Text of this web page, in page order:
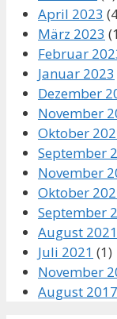
April 2023
März 2023
Februar
Januar 2023
Dezember
November
Oktober
September
November
Oktober
September
August 2021
Juli 2021 (1)
November
August 2017